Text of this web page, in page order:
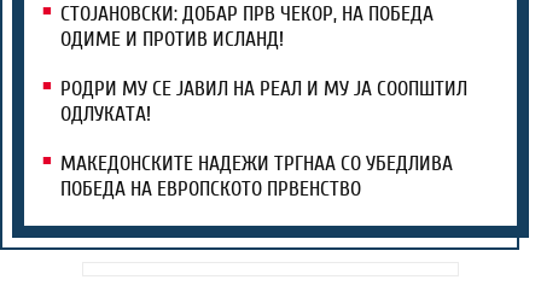
СТОЈАНОВСКИ: ДОБАР ПРВ ЧЕКОР, НА ПОБЕДА
ОДИМЕ И ПРОТИВ ИСЛАНД!
РОДРИ МУ СЕ ЈАВИЛ НА РЕАЛ И МУ ЈА СООПШТИЛ
ОДЛУКАТА!
МАКЕДОНСКИТЕ НАДЕЖИ ТРГНАА СО УБЕДЛИВА
ПОБЕДА НА ЕВРОПСКОТО ПРВЕНСТВО